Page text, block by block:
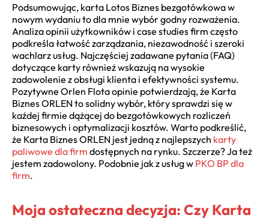
Podsumowując, karta Lotos Biznes bezgotówkowa w
nowym wydaniu to dla mnie wybór godny rozważenia.
Analiza opinii użytkowników i case studies firm często
podkreśla łatwość zarządzania, niezawodność i szeroki
wachlarz usług. Najczęściej zadawane pytania (FAQ)
dotyczące karty również wskazują na wysokie
zadowolenie z obsługi klienta i efektywności systemu.
Pozytywne Orlen Flota opinie potwierdzają, że Karta
Biznes ORLEN to solidny wybór, który sprawdzi się w
każdej firmie dążącej do bezgotówkowych rozliczeń
biznesowych i optymalizacji kosztów. Warto podkreślić,
że Karta Biznes ORLEN jest jedną z najlepszych karty
paliwowe dla firm dostępnych na rynku. Szczerze? Ja też
jestem zadowolony. Podobnie jak z usług w PKO BP dla
firm.
Moja ostateczna decyzja: Czy Karta